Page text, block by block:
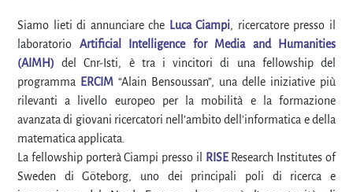
Siamo lieti di annunciare che Luca Ciampi, ricercatore presso il
laboratorio Artificial Intelligence for Media and Humanities
(AIMH) del Cnr-Isti, è tra i vincitori di una fellowship del
programma
ERCIM “Alain Bensoussan”, una delle iniziative più
rilevanti a livello europeo per la mobilità e la formazione
avanzata di giovani ricercatori nell’ambito dell'informatica e della
matematica applicata.
La fellowship porterà Ciampi presso il
RISEResearch Institutes of
Sweden di Göteborg, uno dei principali poli di ricerca e